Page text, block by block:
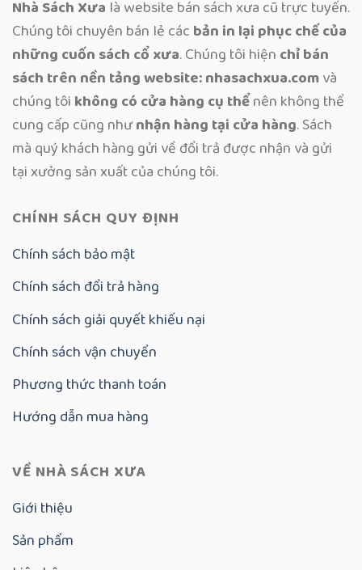
Nhà Sách Xưa là website bán sách xưa cũ trực tuyến.
Chúng tôi chuyên bán lẻ các bản in lại phục chế của
những cuốn sách cổ xưa. Chúng tôi hiện chỉ bán
sách trên nền tảng website: nhasachxua.comvà
chúng tôi không có cửa hàng cụ thểnên không thể
cung cấp cũng nhưnhận hàng tại cửa hàng. Sách
mà quý khách hàng gửi về đổi trả được nhận và gửi
tại xưởng sản xuất của chúng tôi.
CHÍNH SÁCH QUY ĐỊNH
Chính sách bảo mật
Chính sách đổi trả hàng
Chính sách giải quyết khiếu nại
Chính sách vận chuyển
Phương thức thanh toán
Hướng dẫn mua hàng
VỀ NHÀ SÁCH XƯA
Giới thiệu
Sản phẩm